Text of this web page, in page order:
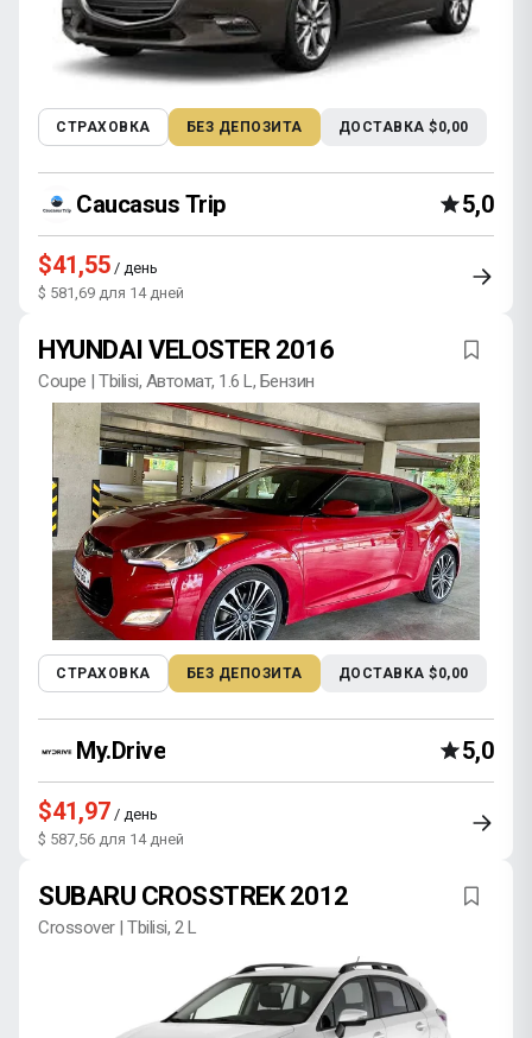
СТРАХОВКА БЕЗ ДЕПОЗИТА ДОСТАВКА $0,00
Caucasus Trip 5,0
$41,55 / день
$ 581,69 для 14 дней
HYUNDAI VELOSTER 2016
Coupe | Tbilisi, Автомат, 1.6 L, Бензин
СТРАХОВКА БЕЗ ДЕПОЗИТА ДОСТАВКА $0,00
My.Drive 5,0
$41,97 / день
$ 587,56 для 14 дней
SUBARU CROSSTREK 2012
Crossover | Tbilisi, 2 L